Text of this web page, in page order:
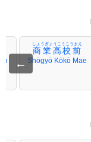
←
商業高校前
しょうぎょうこうこうまえ
Shōgyō Kōkō Mae